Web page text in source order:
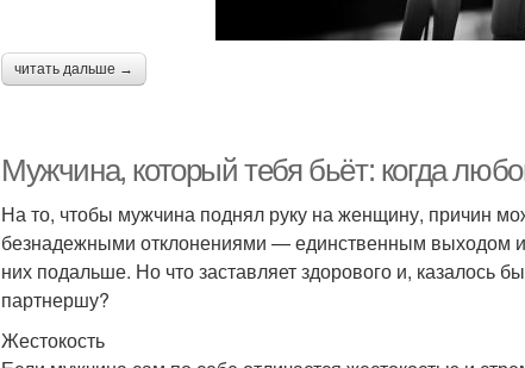
читать дальше →
Мужчина, который тебя бьёт: когда
На то, чтобы мужчина поднял руку на женщину, причин
безнадежными отклонениями — единственным выходом
них подальше. Но что заставляет здорового и, казалось
партнершу?
Жестокость